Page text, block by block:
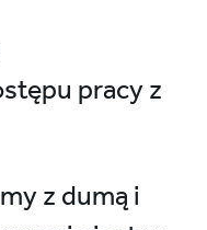
pracy z
z dumą i